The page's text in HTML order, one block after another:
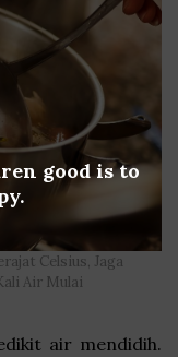
good is to
Celsius, Jaga
Air Mulai
air mendidih.